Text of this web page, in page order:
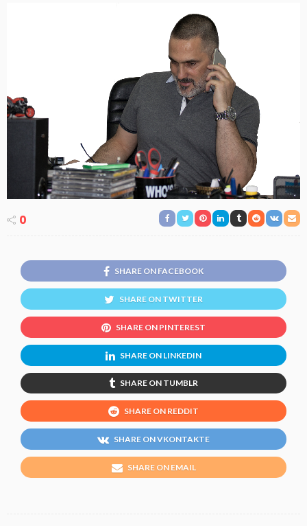
0
SHARE ON FACEBOOK
SHARE ON TWITTER
SHARE ON PINTEREST
SHARE ON LINKEDIN
SHARE ON TUMBLR
SHARE ON REDDIT
SHARE ON VKONTAKTE
SHARE ON EMAIL